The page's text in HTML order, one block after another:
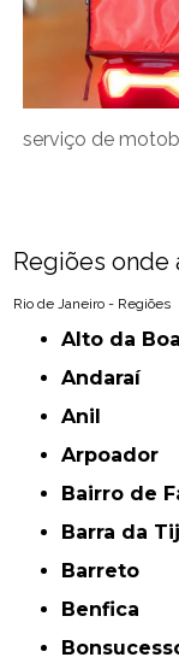
serviço de
Regiões onde
Rio de Janeiro - Regiões
Alto da
Andaraí
Anil
Arpoador
Bairro de
Barra da
Barreto
Benfica